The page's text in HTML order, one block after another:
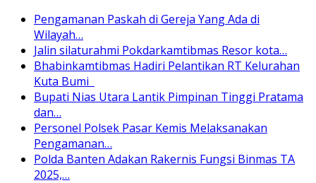
Pengamanan Paskah di Gereja Yang Ada di
Wilayah…
Jalin silaturahmi Pokdarkamtibmas Resor kota…
Bhabinkamtibmas Hadiri Pelantikan RT Kelurahan
Kuta Bumi
Bupati Nias Utara Lantik Pimpinan Tinggi Pratama
dan…
Personel Polsek Pasar Kemis Melaksanakan
Pengamanan…
Polda Banten Adakan Rakernis Fungsi Binmas TA
2025,…